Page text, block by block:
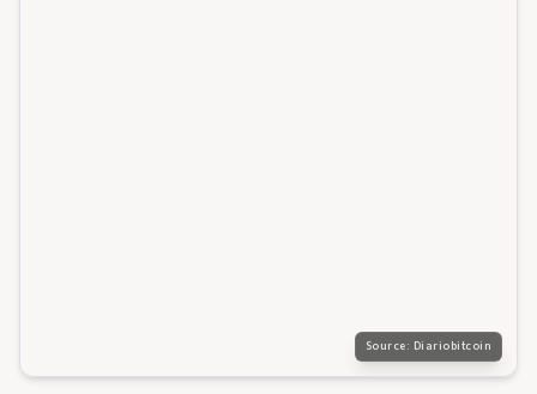
Source: Diariobitcoin